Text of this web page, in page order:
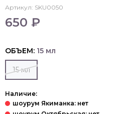
Артикул: SKU0050
650 ₽
ОБЪЕМ: 15 мл
15 мл
Наличие: